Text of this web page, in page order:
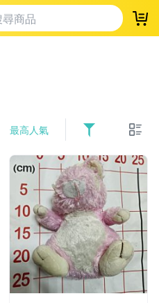
登
最高人氣